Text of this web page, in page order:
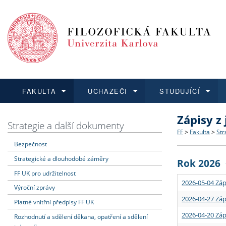
FAKULTA
Dozvědět se více
Struktura
Strategie
Podpora
UCHAZEČI
Podat přihlášku
Co
Učitelské
STUDUJÍCÍ
Dozvědět se více
Rigorózní
Dozvědět se více
O vědě a
Granty a
Dozvědět se více
Aktuální
Strategie a další dokumenty
Bezpečnost
Strategické a dlouhodobé záměry
FF UK pro udržitelnost
Výroční zprávy
Platné vnitřní předpisy FF UK
Rozhodnutí a sdělení děkana, opatření a sdělení
Zápisy
FF > Fakulta >
Rok 2026
2026-05-04
2026-04-27
2026-04-20